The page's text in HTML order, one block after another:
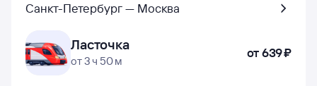
Санкт-Петербург — Москва
Ласточка
от 3 ч 50 м
от639 ⁠₽